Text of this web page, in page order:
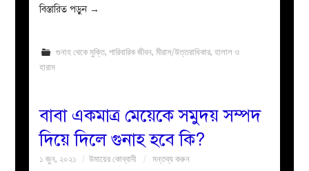
বিস্তারিত পড়ুন →
গুনাহ থেকে মুক্তি, পারিবারিক জীবন, মীরাস/উত্তরাধিকার, হালাল ও
হারাম
বাবা একমাত্র মেয়েকে সমুদয় সম্পদ
দিয়ে দিলে গুনাহ হবে কি?
১ জুন, ২০২১ উমায়ের কোব্বাদী মন্তব্য করুন